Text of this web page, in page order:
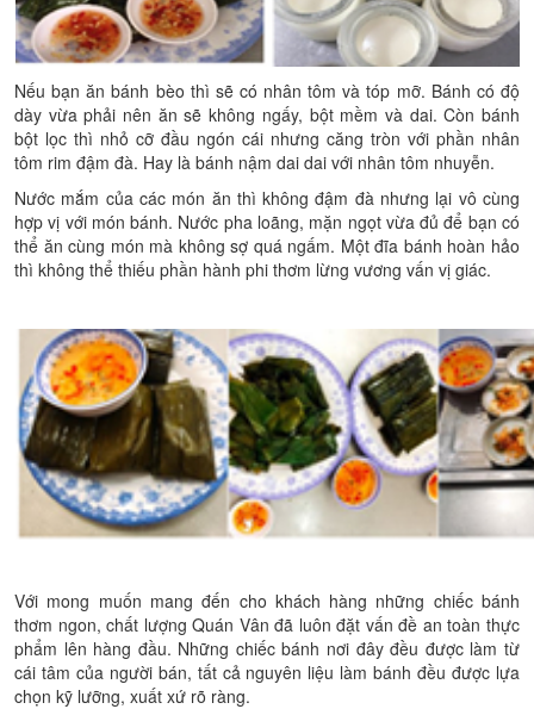
Nếu bạn ăn bánh bèo thì sẽ có nhân tôm và tóp mỡ. Bánh có độ
dày vừa phải nên ăn sẽ không ngấy, bột mềm và dai. Còn bánh
bột lọc thì nhỏ cỡ đầu ngón cái nhưng căng tròn với phần nhân
tôm rim đậm đà. Hay là bánh nậm dai dai với nhân tôm nhuyễn.
Nước mắm của các món ăn thì không đậm đà nhưng lại vô cùng
hợp vị với món bánh. Nước pha loãng, mặn ngọt vừa đủ để bạn có
thể ăn cùng món mà không sợ quá ngấm. Một đĩa bánh hoàn hảo
thì không thể thiếu phần hành phi thơm lừng vương vấn vị giác.
Với mong muốn mang đến cho khách hàng những chiếc bánh
thơm ngon, chất lượng Quán Vân đã luôn đặt vấn đề an toàn thực
phẩm lên hàng đầu. Những chiếc bánh nơi đây đều được làm từ
cái tâm của người bán, tất cả nguyên liệu làm bánh đều được lựa
chọn kỹ lưỡng, xuất xứ rõ ràng.